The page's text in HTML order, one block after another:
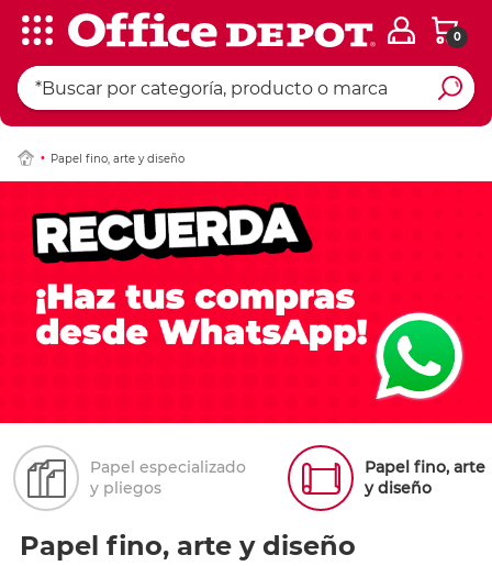
0
Papel fino, arte y diseño
Papel especializado
y pliegos
Papel fino, arte
y diseño
Papel fino, arte y diseño